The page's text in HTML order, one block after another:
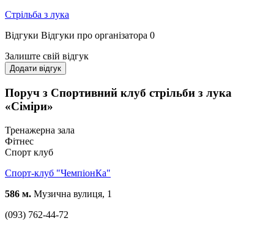
Стрільба з лука
Відгуки Відгуки про організатора 0
Залиште свій відгук
Додати відгук
Поруч з Спортивний клуб стрільби з лука
«Сіміри»
Тренажерна зала
Фітнес
Спорт клуб
Спорт-клуб "ЧемпіонКа"
586 м. Музична вулиця, 1
(093) 762-44-72